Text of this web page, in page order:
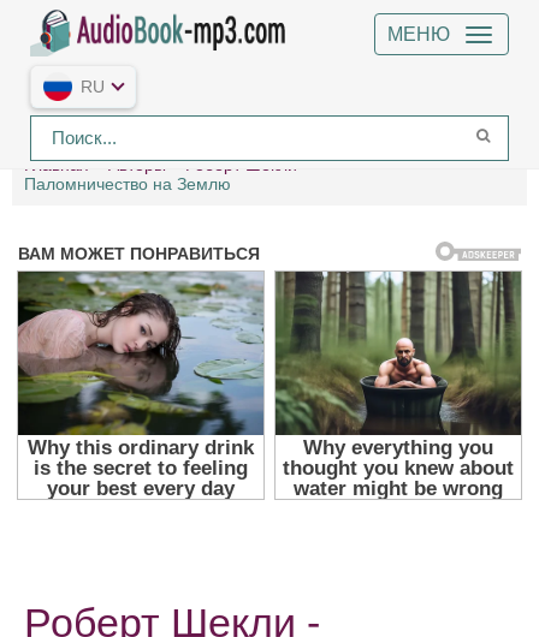
МЕНЮ
RU
Главная Авторы
Роберт Шекли
Паломничество на Землю
Роберт Шекли -